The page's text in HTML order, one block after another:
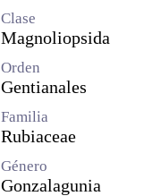
Clase
Magnoliopsida
Orden
Gentianales
Familia
Rubiaceae
Género
Gonzalagunia